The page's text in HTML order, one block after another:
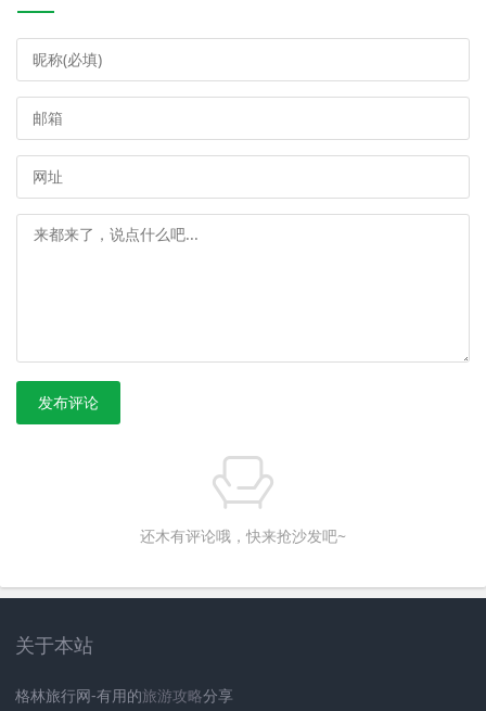
发布评论
还木有评论哦，快来抢沙发吧~
关于本站
格林旅行网-有用的旅游攻略分享